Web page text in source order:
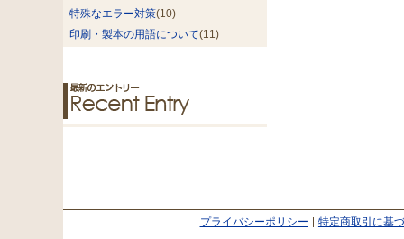
特殊なエラー対策(10)
印刷・製本の用語について(11)
プライバシーポリシー 特定商取引に基